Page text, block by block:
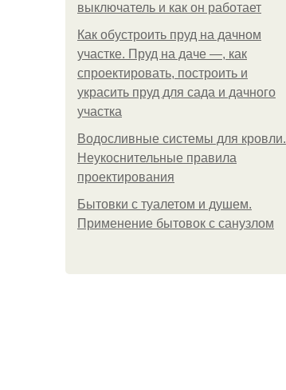
выключатель и как он работает
Как обустроить пруд на дачном
участке. Пруд на даче —, как
спроектировать, построить и
украсить пруд для сада и дачного
участка
Водосливные системы для кровли.
Неукоснительные правила
проектирования
Бытовки с туалетом и душем.
Применение бытовок с санузлом